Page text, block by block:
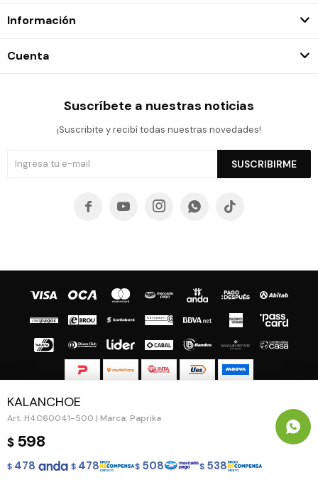
KALANCHOE
H4C60041-500 | Marca: Paprika
$ 598
$ 478 $ 478 $ 508 $ 538
Información
Cuenta
Suscríbete a nuestras noticias
¡Suscribite y recibí todas nuestras novedades!
SUSCRIBIRME
    
© Copyright 2026 / Guapa - Paprika